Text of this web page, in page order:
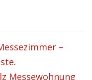
–
Messewohnung